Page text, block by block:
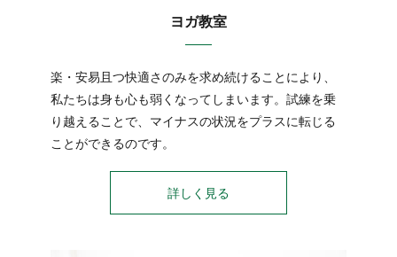
ヨガ教室
楽・安易且つ快適さのみを求め続けることにより、
私たちは身も心も弱くなってしまいます。試練を乗
り越えることで、マイナスの状況をプラスに転じる
ことができるのです。
詳しく見る